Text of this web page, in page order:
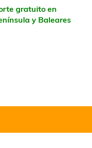
gratuito en
y Baleares